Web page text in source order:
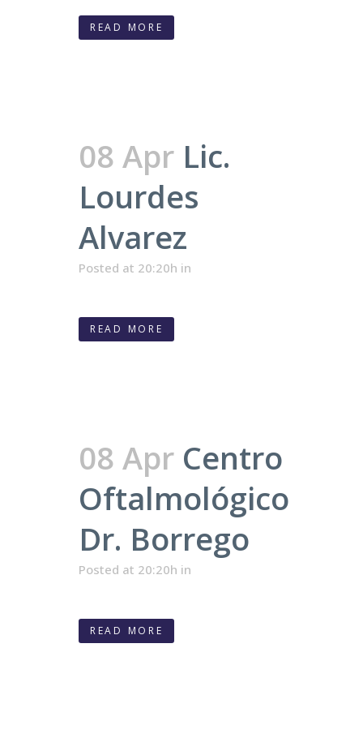
READ MORE
08 Apr Lic.
Lourdes
Alvarez
Posted at 20:20h in
READ MORE
08 Apr Centro
Oftalmológico
Dr. Borrego
Posted at 20:20h in
READ MORE